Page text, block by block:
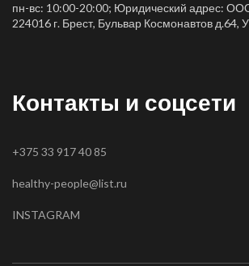
пн-вс: 10:00-20:00; Юридический адрес:
224016 г. Брест, Бульвар Космонавтов
Контакты и соцсети
+375 33 917 40 85
healthy-people@list.ru
INSTAGRAM